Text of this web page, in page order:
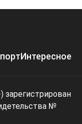
Интересное
зарегистрирован
№